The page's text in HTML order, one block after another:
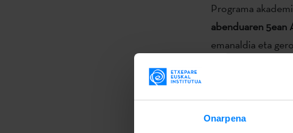
Onarpena
Programa
abenduaren 5ean
emanaldia eta
euskal literaturaz
Etxepare Euskal